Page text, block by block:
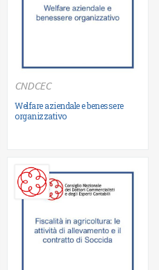
CNDCEC
Welfare aziendale e benessere
organizzativo
Ulteriori informazioni